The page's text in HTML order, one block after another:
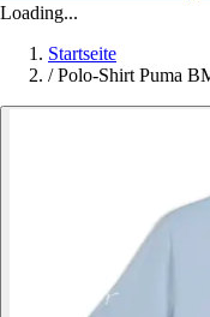
Loading...
Startseite
/ Polo-Shirt Puma